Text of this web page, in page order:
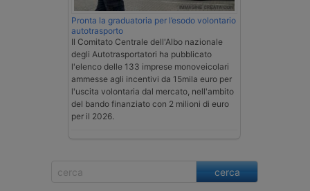
Pronta la graduatoria per l’esodo volontario
autotrasporto
Il Comitato Centrale dell'Albo nazionale
degli Autotrasportatori ha pubblicato
l'elenco delle 133 imprese monoveicolari
ammesse agli incentivi da 15mila euro per
l'uscita volontaria dal mercato, nell'ambito
del bando finanziato con 2 milioni di euro
per il 2026.
cerca